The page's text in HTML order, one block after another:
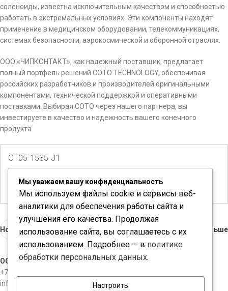
соленоиды, известна исключительным качеством и способностью
работать в экстремальных условиях. Эти компоненты находят
применение в медицинском оборудовании, телекоммуникациях,
системах безопасности, аэрокосмической и оборонной отраслях.
ООО «ЧИПКОНТАКТ», как надежный поставщик, предлагает
полный портфель решений COTO TECHNOLOGY, обеспечивая
российских разработчиков и производителей оригинальными
компонентами, технической поддержкой и оперативными
поставками. Выбирая COTO через нашего партнера, вы
инвестируете в качество и надежность вашего конечного
продукта.
CT05-1535-J1
Количество доступно:11
Новые Раньше
ООО "ЧИПКОНТАКТ"
+7-812-3098534
info@chipcontact.ru
Мы уважаем вашу конфиденциальность
Мы используем файлы cookie и сервисы веб-
аналитики для обеспечения работы сайта и
улучшения его качества. Продолжая
использование сайта, вы соглашаетесь с их
использованием. Подробнее — в политике
обработки персональных данных.
Настроить